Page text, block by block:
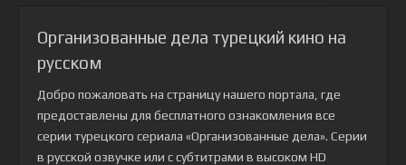
Организованные дела турецкий кино на
русском
Добро пожаловать на страницу нашего портала, где
предоставлены для бесплатного ознакомления все
серии турецкого сериала «Организованные дела». Серии
в русской озвучке или с субтитрами в высоком HD